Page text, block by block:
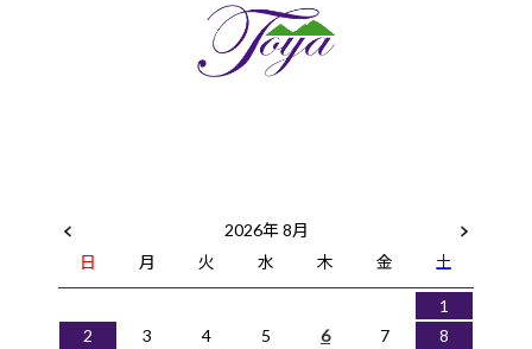
2026年 8月
日
月 火 水 木 金
土
1
2
3 4 5 6 7 8